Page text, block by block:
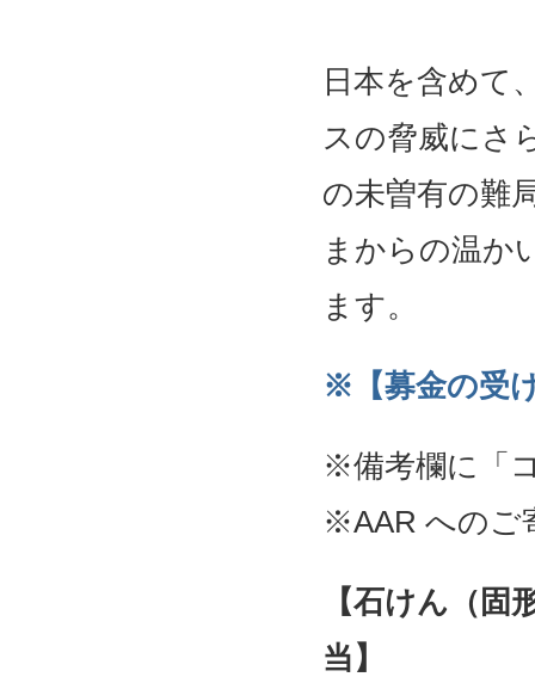
日本を含めて
スの脅威にさ
の未曽有の難
まからの温か
ます。
※【募金の受
※備考欄に「
※AAR へのご
【石けん（固
当】